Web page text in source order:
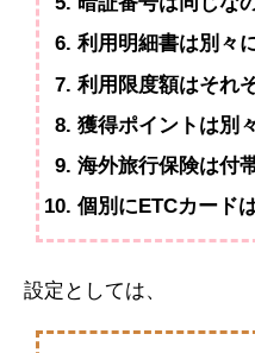
利用明細書は別々
利用限度額はそれ
獲得ポイントは別
海外旅行保険は付
個別にETCカード
設定としては、